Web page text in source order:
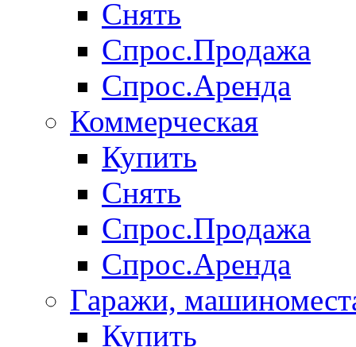
Снять
Спрос.Продажа
Спрос.Аренда
Коммерческая
Купить
Снять
Спрос.Продажа
Спрос.Аренда
Гаражи,
Купить